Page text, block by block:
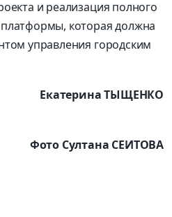
и реализация полного
которая должна
управления городским
Екатерина ТЫЩЕНКО
Фото Султана СЕИТОВА